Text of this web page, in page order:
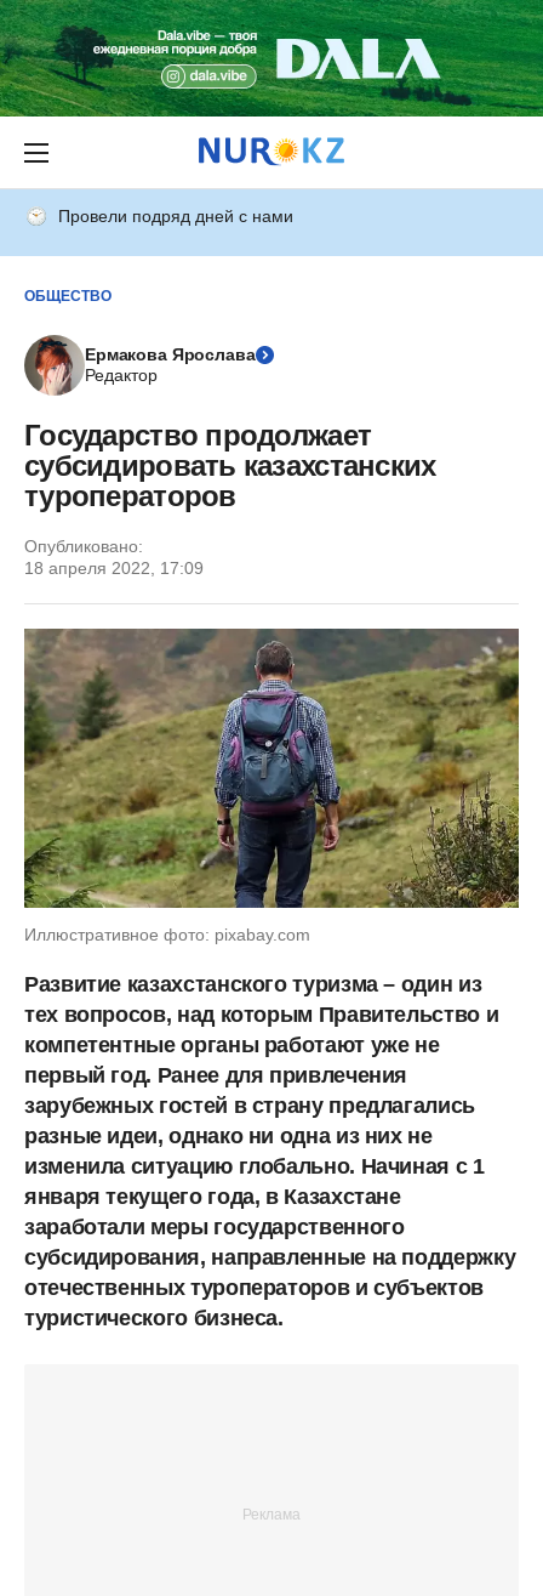
Провели подряд дней с нами
ОБЩЕСТВО
Ермакова Ярослава
Редактор
Государство продолжает
субсидировать казахстанских
туроператоров
Опубликовано:
18 апреля 2022, 17:09
Иллюстративное фото: pixabay.com
Развитие казахстанского туризма – один из
тех вопросов, над которым Правительство и
компетентные органы работают уже не
первый год. Ранее для привлечения
зарубежных гостей в страну предлагались
разные идеи, однако ни одна из них не
изменила ситуацию глобально. Начиная с 1
января текущего года, в Казахстане
заработали меры государственного
субсидирования, направленные на поддержку
отечественных туроператоров и субъектов
туристического бизнеса.